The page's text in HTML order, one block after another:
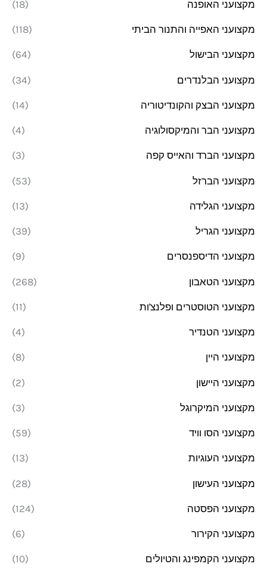
מקצועני האופנה (18)
מקצועני האפייה והתנור הביתי (118)
מקצועני הבישול (64)
מקצועני הבלנדרים (34)
מקצועני הבצק והקונדיטוריה (14)
מקצועני הבר והמיקסולוגיה (4)
מקצועני הברד והאייס קפה (3)
מקצועני הברזל (53)
מקצועני הגלידה (13)
מקצועני הגריל (39)
מקצועני הדיספנסרים (9)
מקצועני הטאבון (268)
מקצועני הטוסטרים ופלנצ'ות (11)
מקצועני הטנדיר (4)
מקצועני היין (8)
מקצועני היישון (2)
מקצועני המיקרוגל (3)
מקצועני הסו וויד (59)
מקצועני העוגיות (13)
מקצועני העישון (28)
מקצועני הפסטה (124)
מקצועני הקירור (6)
מקצועני הקמפינג והטיולים (10)